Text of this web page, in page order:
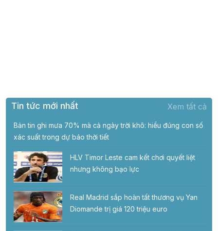
Tin tức mới nhất Xem tất cả
Bản tin ghi mưa 70% mà cả ngày trời khô: hiểu đúng con số
xác suất trong dự báo thời tiết
HLV Timor Leste cam kết chơi quyết liệt
nhưng không bạo lực
Real Madrid sắp hoàn tất thương vụ Yan
Diomande trị giá 120 triệu euro